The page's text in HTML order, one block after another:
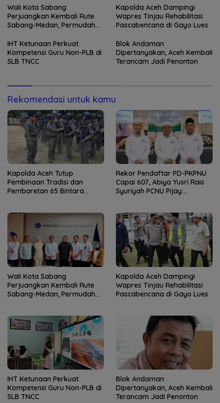
Jantung Jam’iyah
Wali Kota Sabang
Perjuangkan Kembali Rute
Sabang-Medan, Permudah
Weh
Kapolda Aceh Dampingi
Wapres Tinjau Rehabilitasi
Pascabencana di Gayo Lues
IHT Ketunaan Perkuat
Kompetensi Guru Non-PLB di
SLB TNCC
Blok Andaman
Dipertanyakan, Aceh Kembali
Terancam Jadi Penonton
Rekomendasi untuk kamu
Kapolda Aceh Tutup
Pembinaan Tradisi dan
Pembaretan 65 Bintara
Rekor Pendaftar PD-PKPNU
Capai 607, Abiya Yusri Rais
Syuriyah PCNU Pijay:
Wali Kota Sabang
Perjuangkan Kembali Rute
Sabang-Medan, Permudah
Kapolda Aceh Dampingi
Wapres Tinjau Rehabilitasi
Pascabencana di Gayo Lues
IHT Ketunaan Perkuat
Kompetensi Guru Non-PLB di
SLB TNCC
Blok Andaman
Dipertanyakan, Aceh Kembali
Terancam Jadi Penonton